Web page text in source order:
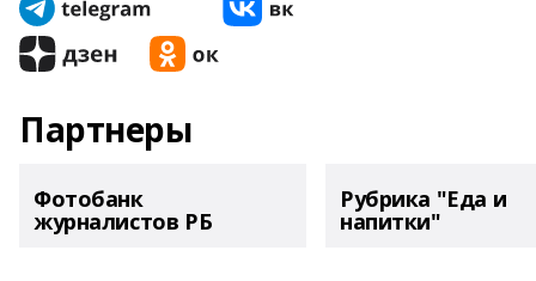
Партнеры
Фотобанк
журналистов РБ
Рубрика "Еда и
напитки"